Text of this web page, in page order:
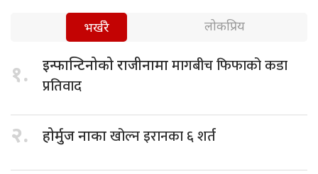
भर्खरै लोकप्रिय
१. इन्फान्टिनोको राजीनामामागबीच फिफाको कडा
प्रतिवाद
२. होर्मुज नाकाखोल्न इरानका ६ शर्त